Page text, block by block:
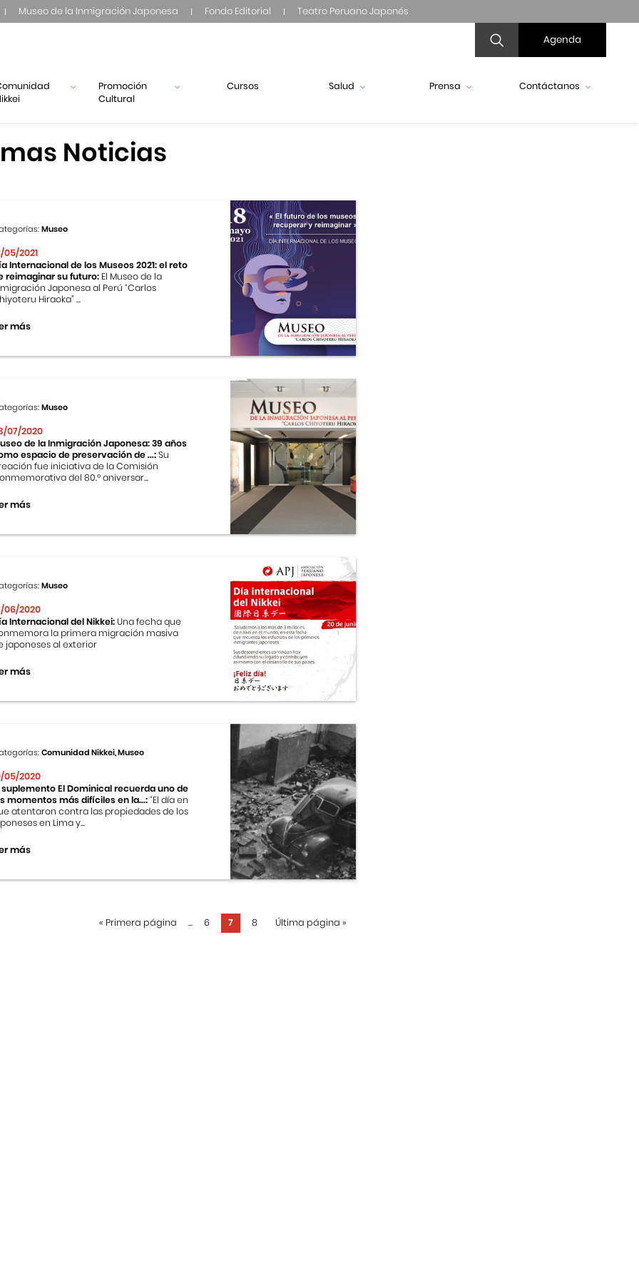
Museo de la Inmigración Japonesa Fondo Editorial Teatro Peruano Japonés
Agenda
Promoción
Cultural
Cursos Salud Prensa Contáctanos
Noticias
Museo
05/2021
Internacional de los Museos 2021: el reto
reimaginar su futuro: El Museo de la
Japonesa al Perú “Carlos
Hiraoka” ...
más
Museo
07/2020
de la Inmigración Japonesa: 39 años
espacio de preservación de ...:Su
fue iniciativa de la Comisión
del 80.º aniversar...
más
Museo
06/2020
Internacional del Nikkei:Una fecha que
la primera migración masiva
japoneses al exterior
más
Comunidad Nikkei, Museo
05/2020
suplemento El Dominical recuerda uno de
momentos más difíciles en la...:“El día en
atentaron contra las propiedades de los
en Lima y...
más
« Primera página ... 6 7 8 Última página »